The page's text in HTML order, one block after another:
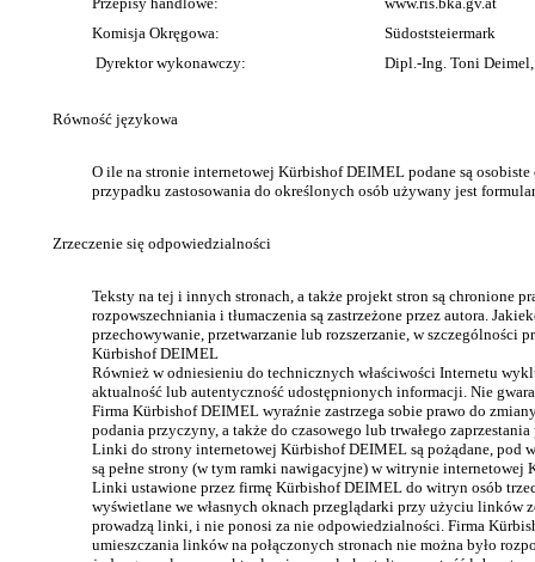
Komisja Okręgowa:
Südoststeiermark
Dyrektor wykonawczy:
Dipl.-Ing. Toni
Równość językowa
O ile na stronie internetowej Kürbishof DEIMEL podane są
przypadku zastosowania do określonych osób używany jest
Zrzeczenie się odpowiedzialności
Teksty na tej i innych stronach, a także projekt stron są chronione
rozpowszechniania i tłumaczenia są zastrzeżone przez autora.
przechowywanie, przetwarzanie lub rozszerzanie, w
Kürbishof DEIMEL
Również w odniesieniu do technicznych właściwości Internetu
aktualność lub autentyczność udostępnionych informacji. Nie
Firma Kürbishof DEIMEL wyraźnie zastrzega sobie prawo do
podania przyczyny, a także do czasowego lub trwałego
Linki do strony internetowej Kürbishof DEIMEL są pożądane, pod
są pełne strony (w tym ramki nawigacyjne) w witrynie internetowej
Linki ustawione przez firmę Kürbishof DEIMEL do witryn osób
wyświetlane we własnych oknach przeglądarki przy użyciu
prowadzą linki, i nie ponosi za nie odpowiedzialności. Firma
umieszczania linków na połączonych stronach nie można było